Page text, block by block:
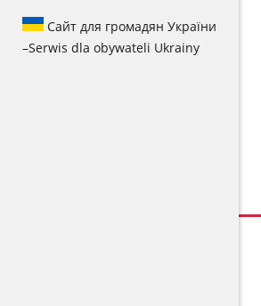
Сайт для громадян України
–Serwis dla obywateli Ukrainy